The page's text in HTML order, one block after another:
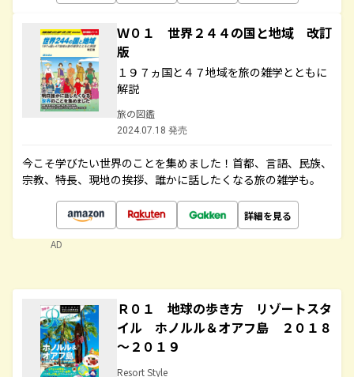
Ｗ０１ 世界２４４の国と地域 改訂
版
１９７ヵ国と４７地域を旅の雑学とともに
解説
旅の図鑑
2024.07.18 発売
今こそ学びたい世界のことを集めました！首都、言語、民族、
宗教、特長、現地の挨拶、誰かに話したくなる旅の雑学も。
詳細を見る
AD
Ｒ０１ 地球の歩き方 リゾートスタ
イル ホノルル＆オアフ島 ２０１８
～２０１９
Resort Style